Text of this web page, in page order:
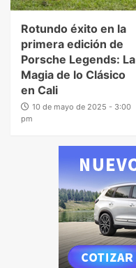
Rotundo éxito en la
primera edición de
Porsche Legends: La
Magia de lo Clásico
en Cali
10 de mayo de 2025 - 3:00
pm